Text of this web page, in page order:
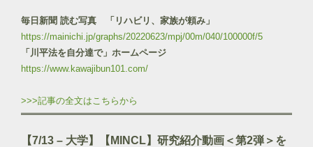
毎日新聞 読む写真 「リハビリ、家族が頼み」
https://mainichi.jp/graphs/20220623/mpj/00m/040/100000f/5
「川平法を自分達で」ホームページ
https://www.kawajibun101.com/
>>>記事の全文はこちらから
【7/13 – 大学】【MINCL】研究紹介動画＜第2弾＞を